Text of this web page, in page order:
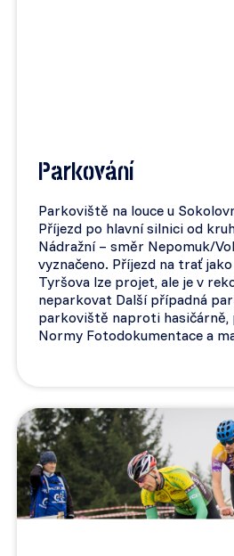
Parkování
Parkoviště na louce u
Příjezd po hlavní silnici od
Nádražní – směr Nepomuk/
vyznačeno. Příjezd na trať
Tyršova lze projet, ale je v
neparkovat Další případná
parkoviště naproti hasičárně,
Normy Fotodokumentace a